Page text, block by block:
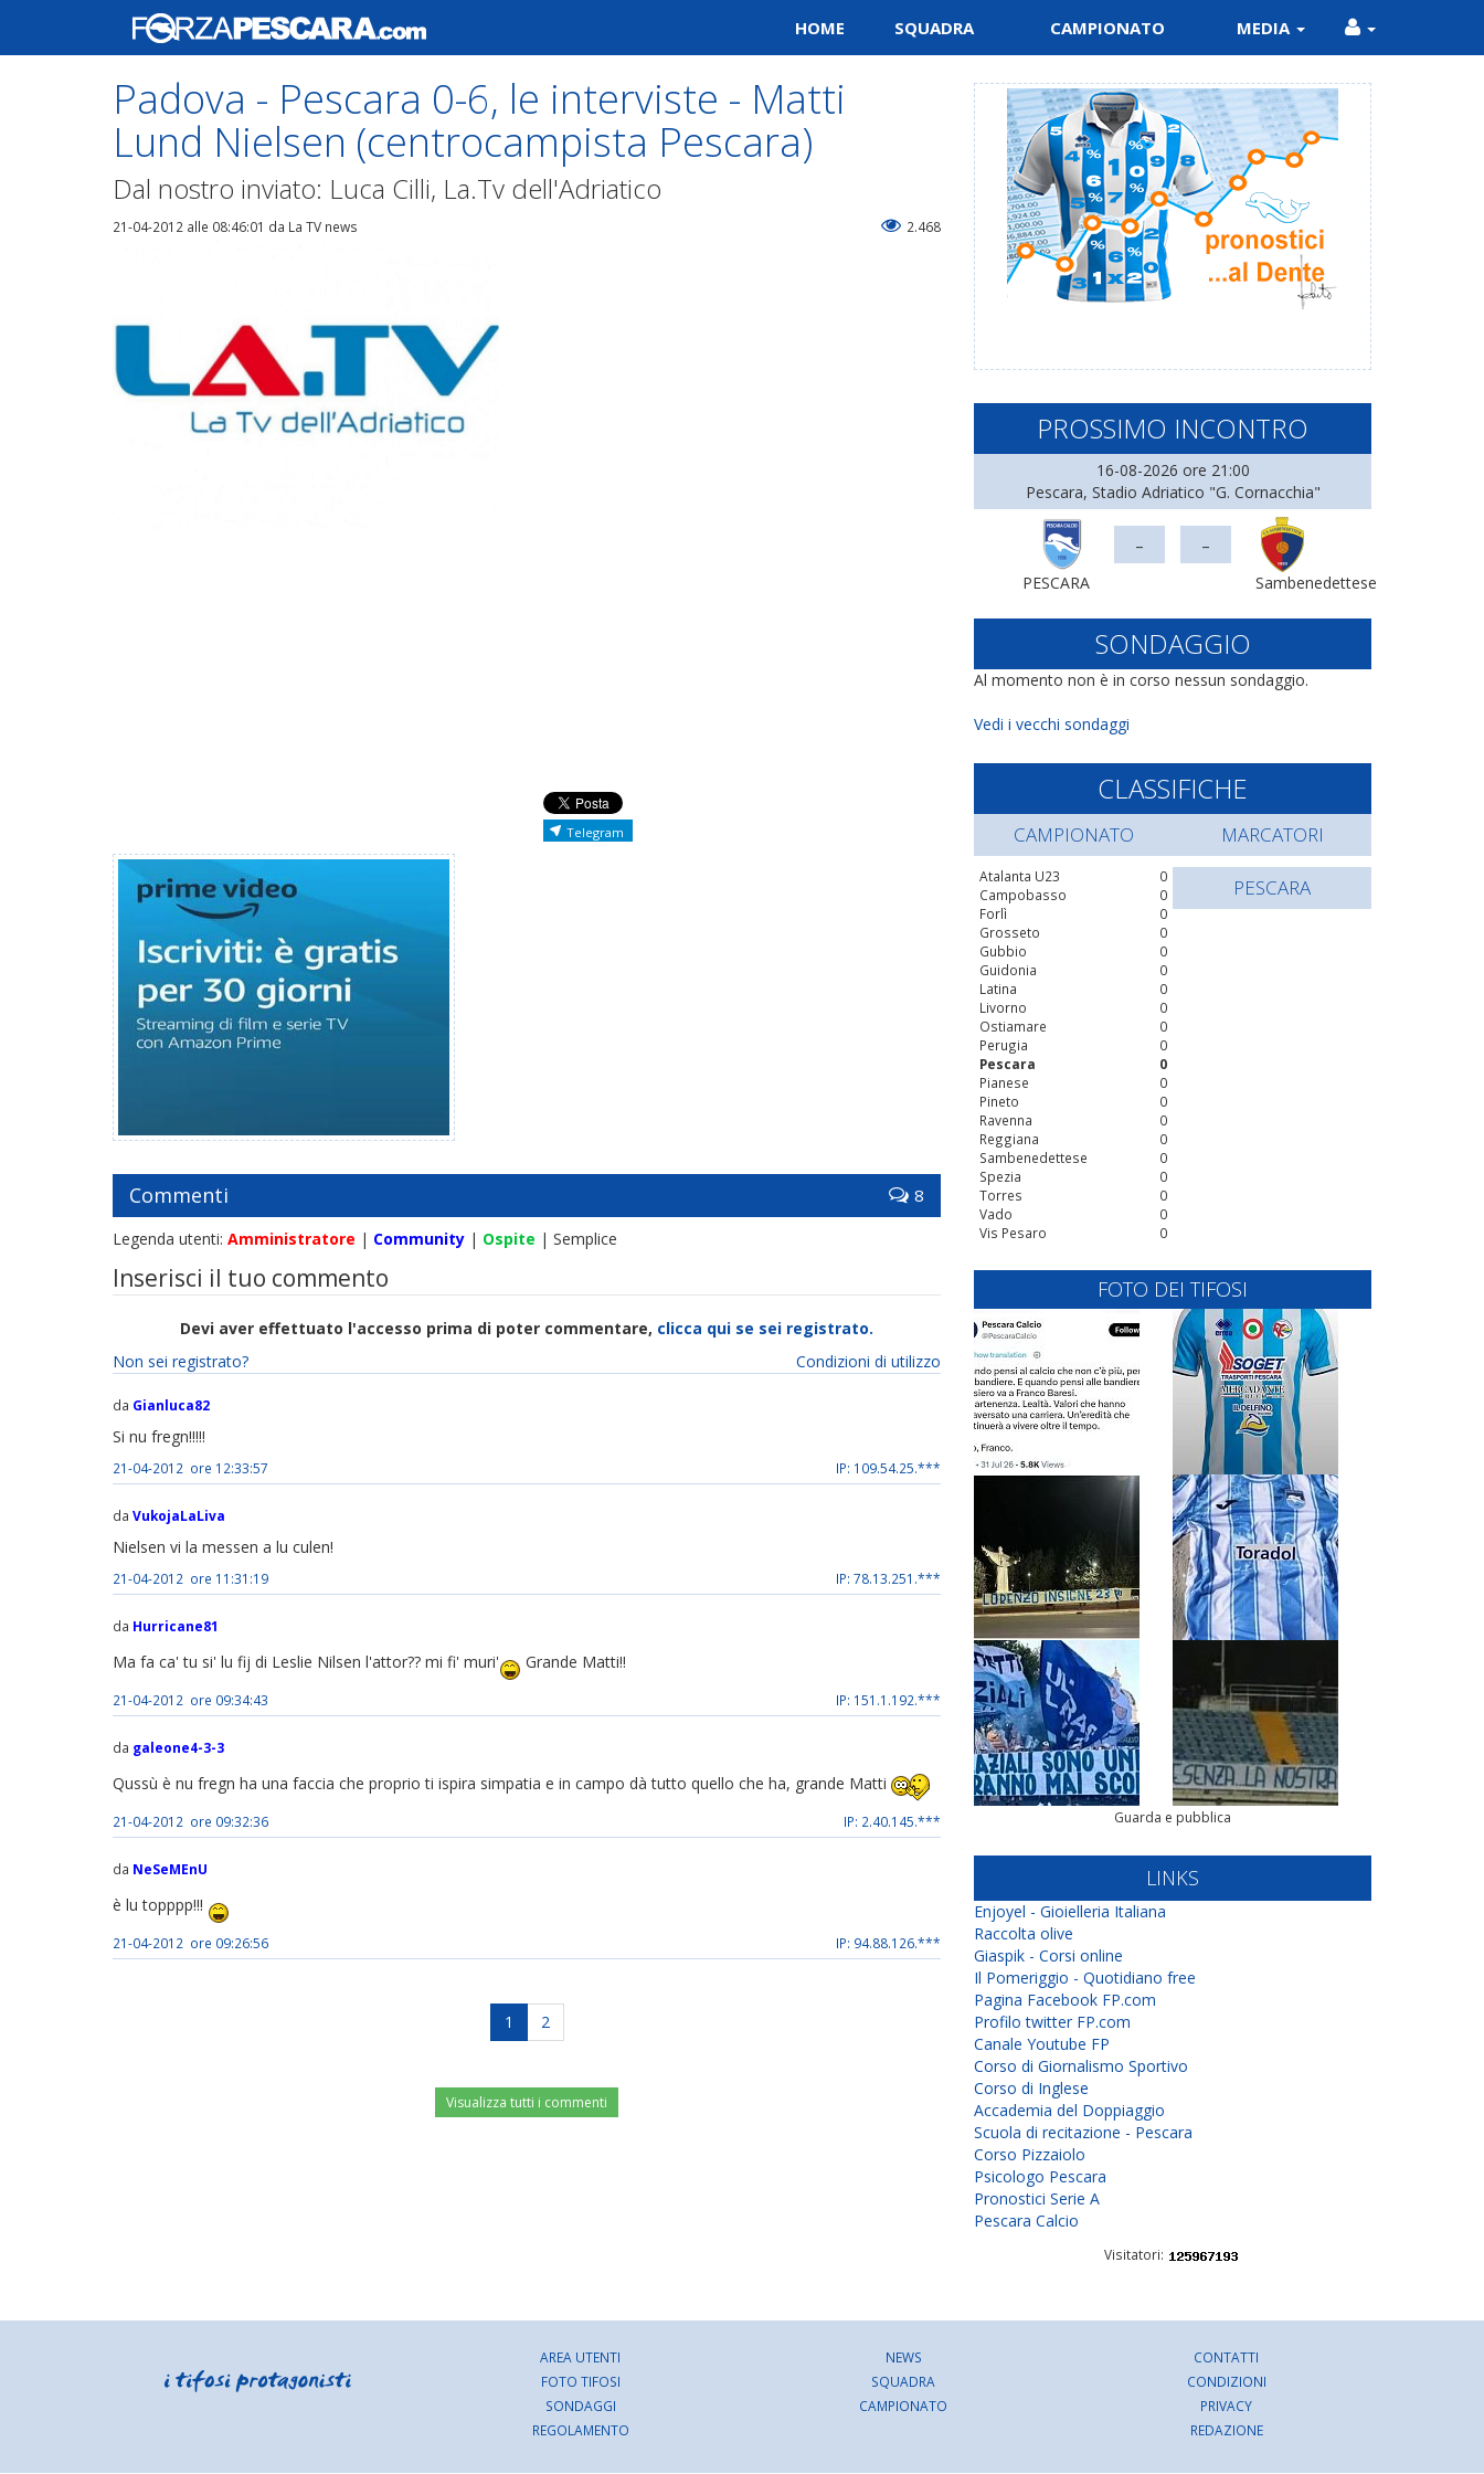
HOME SQUADRA CAMPIONATO MEDIA
Padova - Pescara 0-6, le interviste - Matti
Lund Nielsen (centrocampista Pescara)
Dal nostro inviato: Luca Cilli, La.Tv dell'Adriatico
21-04-2012 alle 08:46:01 da La TV news 2.468
Telegram
Commenti 8
Legenda utenti: Amministratore | Community | Ospite | Semplice
Inserisci il tuo commento
Devi aver effettuato l'accesso prima di poter commentare, clicca qui se sei registrato.
Condizioni di utilizzo
Non sei registrato?
da Gianluca82
Si nu fregn!!!!!
21-04-2012 ore 12:33:57 IP: 109.54.25.***
da VukojaLaLiva
Nielsen vi la messen a lu culen!
21-04-2012 ore 11:31:19 IP: 78.13.251.***
da Hurricane81
Ma fa ca' tu si' lu fij di Leslie Nilsen l'attor?? mi fi' muri' Grande Matti!!
21-04-2012 ore 09:34:43 IP: 151.1.192.***
da galeone4-3-3
Qussù è nu fregn ha una faccia che proprio ti ispira simpatia e in campo dà tutto quello che ha, grande Matti
21-04-2012 ore 09:32:36 IP: 2.40.145.***
da NeSeMEnU
è lu topppp!!!
21-04-2012 ore 09:26:56 IP: 94.88.126.***
1 2
Visualizza tutti i commenti
PROSSIMO INCONTRO
16-08-2026 ore 21:00
Pescara, Stadio Adriatico "G. Cornacchia"
PESCARA
- -
Sambenedettese
SONDAGGIO
Al momento non è in corso nessun sondaggio.
Vedi i vecchi sondaggi
CLASSIFICHE
CAMPIONATO
0
Atalanta U23
0
Campobasso
0
Forlì
0
Grosseto
0
Gubbio
0
Guidonia
0
Latina
0
Livorno
0
Ostiamare
0
Perugia
0
Pescara
0
Pianese
0
Pineto
0
Ravenna
0
Reggiana
0
Sambenedettese
0
Spezia
0
Torres
0
Vado
0
Vis Pesaro
MARCATORI
PESCARA
FOTO DEI TIFOSI
Guarda e pubblica
LINKS
Enjoyel - Gioielleria Italiana
Raccolta olive
Giaspik - Corsi online
Il Pomeriggio - Quotidiano free
Pagina Facebook FP.com
Profilo twitter FP.com
Canale Youtube FP
Corso di Giornalismo Sportivo
Corso di Inglese
Accademia del Doppiaggio
Scuola di recitazione - Pescara
Corso Pizzaiolo
Psicologo Pescara
Pronostici Serie A
Pescara Calcio
Visitatori:
AREA UTENTI
FOTO TIFOSI
SONDAGGI
REGOLAMENTO
NEWS
SQUADRA
CAMPIONATO
CONTATTI
CONDIZIONI
PRIVACY
REDAZIONE